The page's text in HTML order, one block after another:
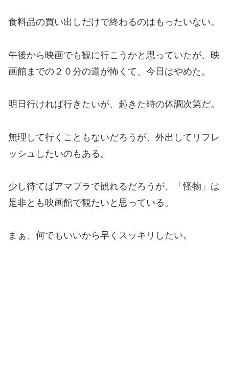
食料品の買い出しだけで終わるのはもったいない。
午後から映画でも観に行こうかと思っていたが、映
画館までの２０分の道が怖くて、今日はやめた。
明日行ければ行きたいが、起きた時の体調次第だ。
無理して行くこともないだろうが、外出してリフレ
ッシュしたいのもある。
少し待てばアマプラで観れるだろうが、「怪物」は
是非とも映画館で観たいと思っている。
まぁ、何でもいいから早くスッキリしたい。